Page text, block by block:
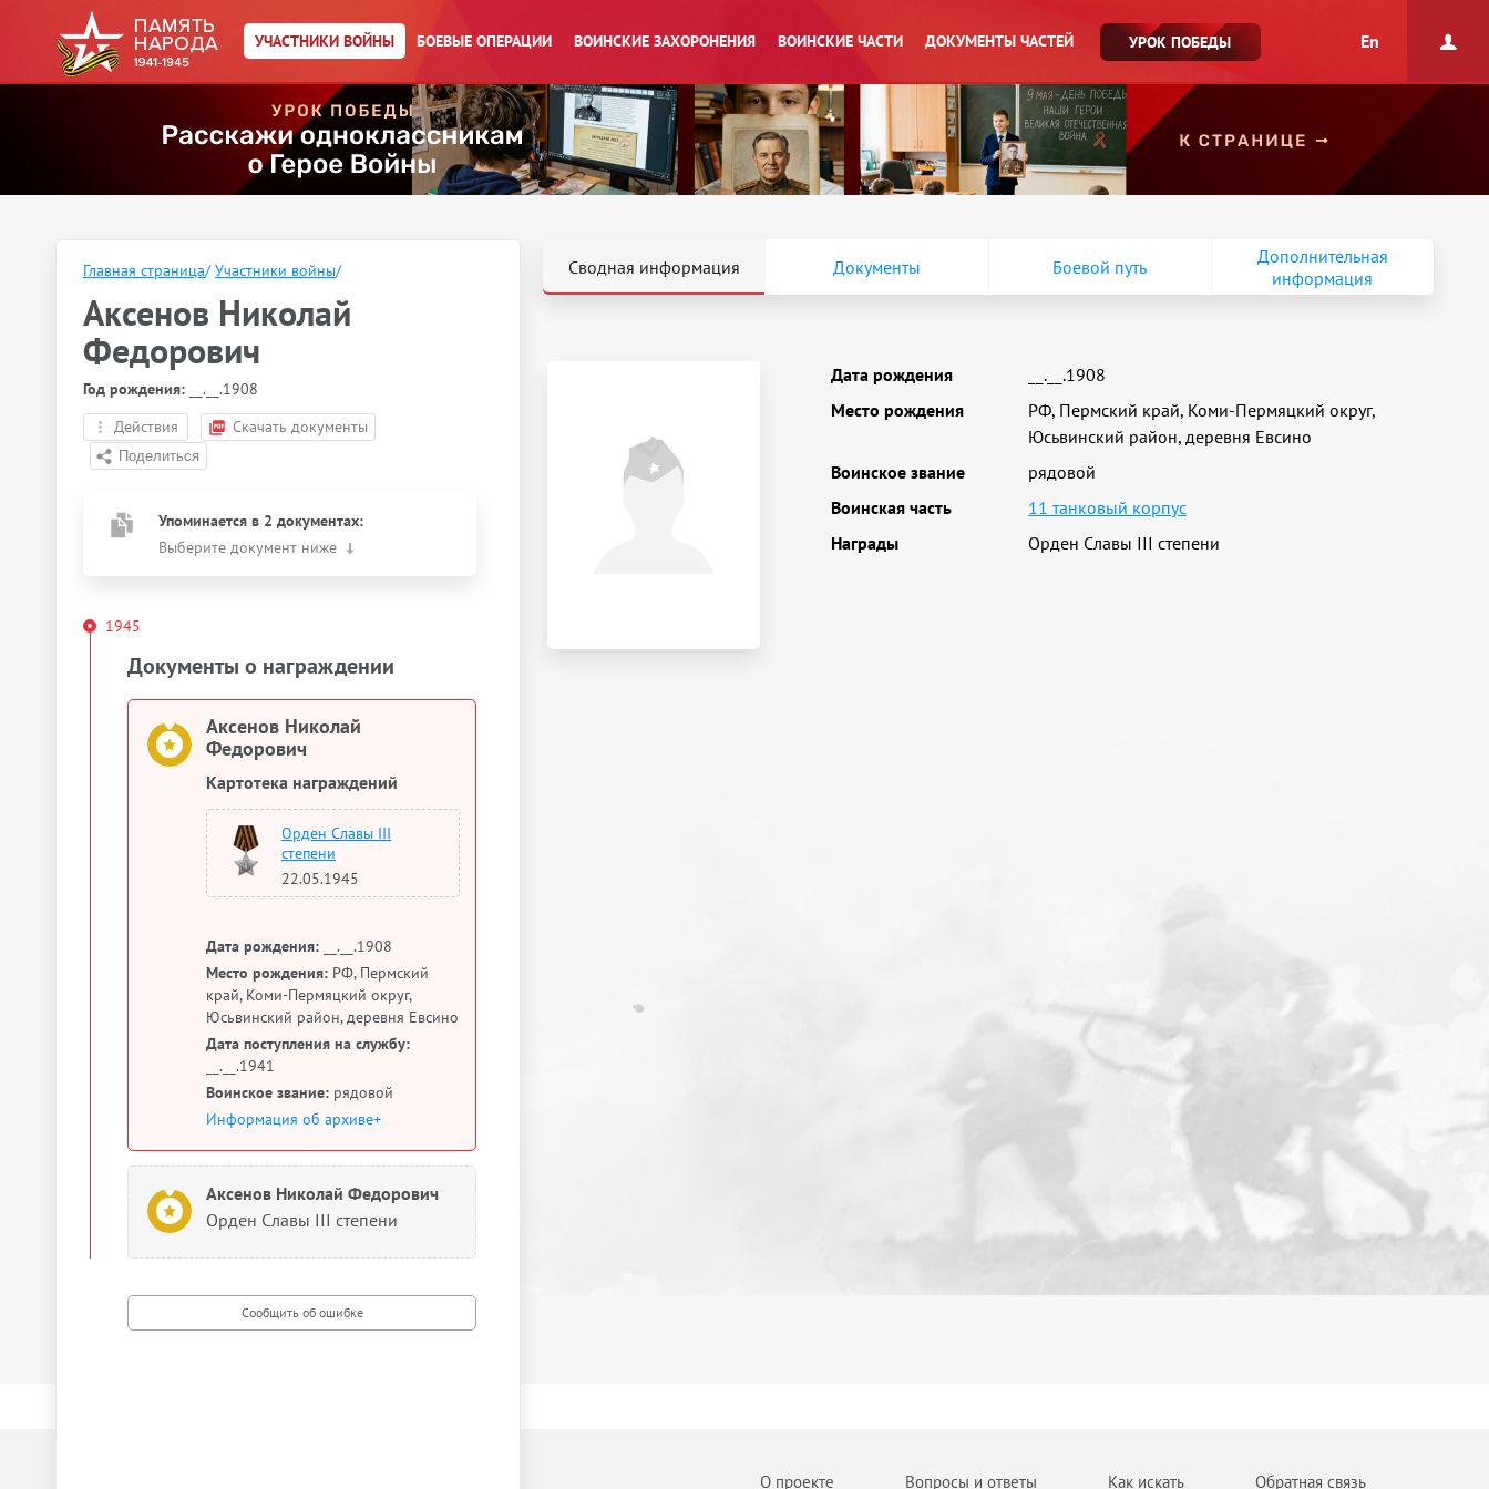
УЧАСТНИКИ ВОЙНЫ БОЕВЫЕ ОПЕРАЦИИ ВОИНСКИЕ ЗАХОРОНЕНИЯ ВОИНСКИЕ ЧАСТИ ДОКУМЕНТЫ ЧАСТЕЙ УРОК ПОБЕДЫ En
Главная страница/ Участники войны/
Аксенов Николай
Федорович
Год рождения: __.__.1908
Действия
Скачать документы
Упоминается в 2 документах:
Выберите документ ниже
1945
Документы о награждении
Аксенов Николай
Федорович
Картотека награждений
Орден Славы III
степени
22.05.1945
Дата рождения: __.__.1908
Место рождения: РФ, Пермский
край, Коми-Пермяцкий округ,
Юсьвинский район, деревня Евсино
Дата поступления на службу:
__.__.1941
Воинское звание: рядовой
Информация об архиве+
Аксенов Николай Федорович
Орден Славы III степени
Сводная информация Документы Боевой путь
Дополнительная
информация
Дата рождения
__.__.1908
Место рождения
РФ, Пермский край, Коми-Пермяцкий округ,
Юсьвинский район, деревня Евсино
Воинское звание
рядовой
Воинская часть
11 танковый корпус
Награды
Орден Славы III степени
О проекте Вопросы и ответы Как искать Обратная связь